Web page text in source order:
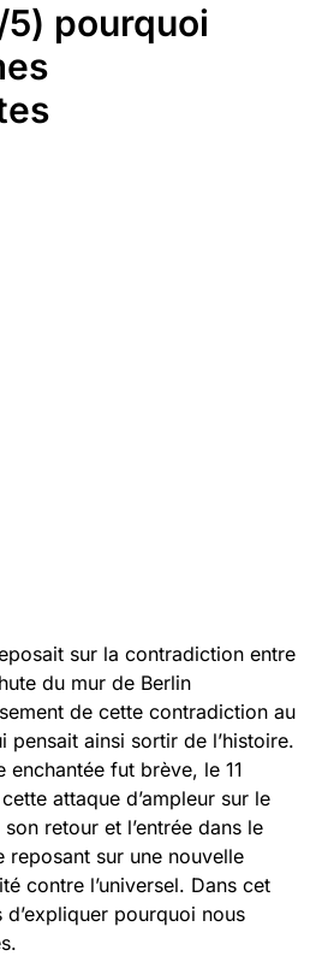
pourquoi
sur la contradiction entre
du mur de Berlin
de cette contradiction au
pensait ainsi sortir de l’histoire.
enchantée fut brève, le 11
attaque d’ampleur sur le
retour et l’entrée dans le
reposant sur une nouvelle
contre l’universel. Dans cet
pourquoi nous